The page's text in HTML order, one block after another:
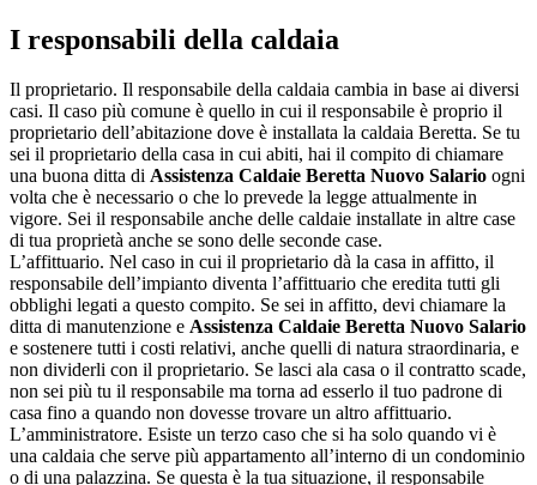
I responsabili della caldaia
Il proprietario. Il responsabile della caldaia cambia in base ai diversi
casi. Il caso più comune è quello in cui il responsabile è proprio il
proprietario dell’abitazione dove è installata la caldaia Beretta. Se tu
sei il proprietario della casa in cui abiti, hai il compito di chiamare
una buona ditta di Assistenza Caldaie Beretta Nuovo Salario ogni
volta che è necessario o che lo prevede la legge attualmente in
vigore. Sei il responsabile anche delle caldaie installate in altre case
di tua proprietà anche se sono delle seconde case.
L’affittuario. Nel caso in cui il proprietario dà la casa in affitto, il
responsabile dell’impianto diventa l’affittuario che eredita tutti gli
obblighi legati a questo compito. Se sei in affitto, devi chiamare la
ditta di manutenzione e Assistenza Caldaie Beretta Nuovo Salario
e sostenere tutti i costi relativi, anche quelli di natura straordinaria, e
non dividerli con il proprietario. Se lasci ala casa o il contratto scade,
non sei più tu il responsabile ma torna ad esserlo il tuo padrone di
casa fino a quando non dovesse trovare un altro affittuario.
L’amministratore. Esiste un terzo caso che si ha solo quando vi è
una caldaia che serve più appartamento all’interno di un condominio
o di una palazzina. Se questa è la tua situazione, il responsabile